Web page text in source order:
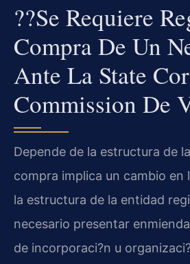
??Se Requiere
Compra De Un
Ante La State
Commission De
Depende de la estructura de
compra implica un cambio en
la estructura de la entidad
necesario presentar
de incorporaci?n u